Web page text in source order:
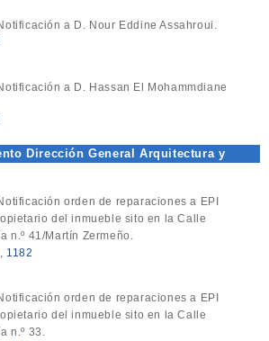
a D. Nour Eddine Assahroui.
a D. Hassan El Mohammdiane
Dirección General Arquitectura y
orden de reparaciones a EPI
del inmueble sito en la Calle
n.º 41/Martín Zermeño.
, 1182
orden de reparaciones a EPI
del inmueble sito en la Calle
n.º 33.